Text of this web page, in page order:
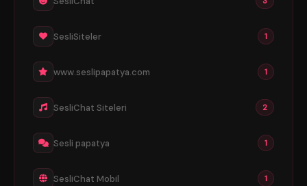
SesliSiteler 1
www.seslipapatya.com 1
SesliChat Siteleri 2
Sesli papatya 1
SesliChat Mobil 1